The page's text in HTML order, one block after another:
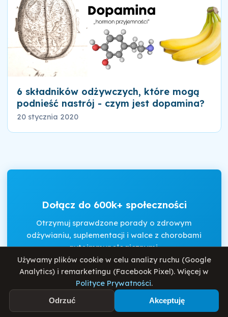
6 składników odżywczych, które mogą
podnieść nastrój - czym jest dopamina?
20 stycznia 2020
Dołącz do 600k+ społeczności
Otrzymuj sprawdzone porady o zdrowym
odżywianiu, suplementacji i walce z chorobami
autoimmunologicznymi.
AkceptujęRegulamin iPolitykę Prywatności.
Zapisz się
Używamy plików cookie w celu analizy ruchu (Google
Analytics) i remarketingu (Facebook Pixel). Więcej w
Polityce Prywatności.
Odrzuć Akceptuję